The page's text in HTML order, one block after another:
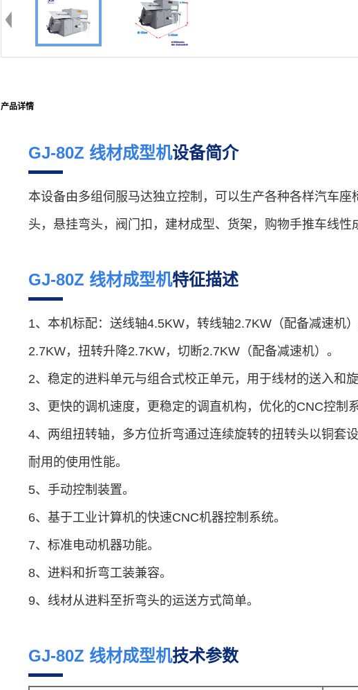
产品详情
GJ-80Z 线材成型机设备简介
本设备由多组伺服马达独立控制，可以生产各种各样汽车
头，悬挂弯头，阀门扣，建材成型、货架，购物手推车线性
GJ-80Z 线材成型机特征描述
1、本机标配：送线轴4.5KW，转线轴2.7KW（配备减速机
2.7KW，扭转升降2.7KW，切断2.7KW（配备减速机）。
2、稳定的进料单元与组合式校正单元，用于线材的送入和旋
3、更快的调机速度，更稳定的调直机构，优化的CNC控制
4、两组扭转轴，多方位折弯通过连续旋转的扭转头以铜套
耐用的使用性能。
5、手动控制装置。
6、基于工业计算机的快速CNC机器控制系统。
7、标准电动机器功能。
8、进料和折弯工装兼容。
9、线材从进料至折弯头的运送方式简单。
GJ-80Z 线材成型机技术参数